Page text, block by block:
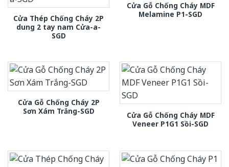
Cửa Thép Chống Cháy 2P
dung 2 tay nam Cửa-a-
SGD
Cửa Gỗ Chống Cháy MDF
Melamine P1-SGD
Cửa Gỗ Chống Cháy 2P
Sơn Xám Trắng-SGD
Cửa Gỗ Chống Cháy MDF
Veneer P1G1 Sồi-SGD